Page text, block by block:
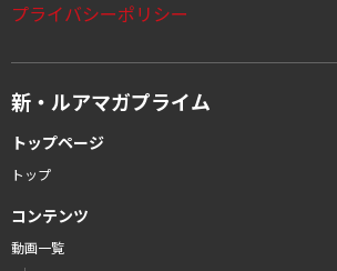
プライバシーポリシー
新・ルアマガプライム
トップページ
トップ
コンテンツ
動画一覧